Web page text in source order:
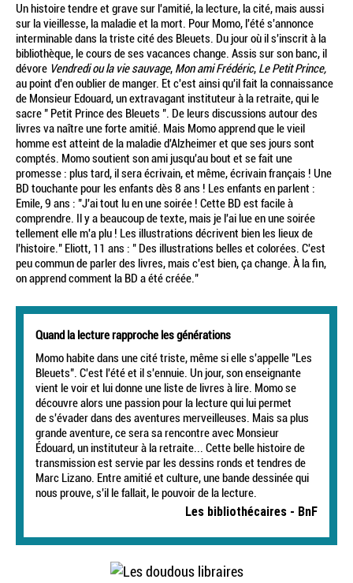
Un histoire tendre et grave sur l'amitié, la lecture, la cité, mais aussi
sur la vieillesse, la maladie et la mort. Pour Momo, l'été s'annonce
interminable dans la triste cité des Bleuets. Du jour où il s'inscrit à la
bibliothèque, le cours de ses vacances change. Assis sur son banc, il
dévore Vendredi ou la vie sauvage, Mon ami Frédéric, Le Petit Prince,
au point d'en oublier de manger. Et c'est ainsi qu'il fait la connaissance
de Monsieur Edouard, un extravagant instituteur à la retraite, qui le
sacre " Petit Prince des Bleuets ". De leurs discussions autour des
livres va naître une forte amitié. Mais Momo apprend que le vieil
homme est atteint de la maladie d'Alzheimer et que ses jours sont
comptés. Momo soutient son ami jusqu'au bout et se fait une
promesse : plus tard, il sera écrivain, et même, écrivain français ! Une
BD touchante pour les enfants dès 8 ans ! Les enfants en parlent :
Emile, 9 ans : "J'ai tout lu en une soirée ! Cette BD est facile à
comprendre. Il y a beaucoup de texte, mais je l'ai lue en une soirée
tellement elle m'a plu ! Les illustrations décrivent bien les lieux de
l'histoire." Eliott, 11 ans : " Des illustrations belles et colorées. C'est
peu commun de parler des livres, mais c'est bien, ça change. À la fin,
on apprend comment la BD a été créée."
Quand la lecture rapproche les générations
Momo habite dans une cité triste, même si elle s'appelle "Les
Bleuets". C'est l'été et il s'ennuie. Un jour, son enseignante
vient le voir et lui donne une liste de livres à lire. Momo se
découvre alors une passion pour la lecture qui lui permet
de s'évader dans des aventures merveilleuses. Mais sa plus
grande aventure, ce sera sa rencontre avec Monsieur
Édouard, un instituteur à la retraite... Cette belle histoire de
transmission est servie par les dessins ronds et tendres de
Marc Lizano. Entre amitié et culture, une bande dessinée qui
nous prouve, s'il le fallait, le pouvoir de la lecture.
Les bibliothécaires - BnF